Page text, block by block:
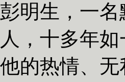
彭明生，一
人，十多年
他的热情、